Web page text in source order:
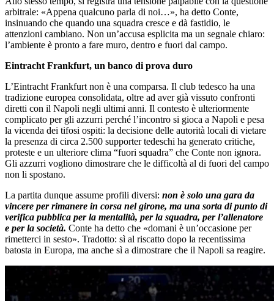
arbitrale: «Appena qualcuno parla di noi…», ha detto Conte,
insinuando che quando una squadra cresce e dà fastidio, le
attenzioni cambiano. Non un’accusa esplicita ma un segnale chiaro:
l’ambiente è pronto a fare muro, dentro e fuori dal campo.
Eintracht Frankfurt, un banco di prova duro
L’Eintracht Frankfurt non è una comparsa. Il club tedesco ha una
tradizione europea consolidata, oltre ad aver già vissuto confronti
diretti con il Napoli negli ultimi anni. Il contesto è ulteriormente
complicato per gli azzurri perché l’incontro si gioca a Napoli e pesa
la vicenda dei tifosi ospiti: la decisione delle autorità locali di vietare
la presenza di circa 2.500 supporter tedeschi ha generato critiche,
proteste e un ulteriore clima “fuori squadra” che Conte non ignora.
Gli azzurri vogliono dimostrare che le difficoltà al di fuori del campo
non li spostano.
La partita dunque assume profili diversi: non è solo una gara da
vincere per rimanere in corsa nel girone, ma una sorta di punto di
verifica pubblica per la mentalità, per la squadra, per l’allenatore
e per la società. Conte ha detto che «domani è un’occasione per
rimetterci in sesto». Tradotto: sì al riscatto dopo la recentissima
batosta in Europa, ma anche sì a dimostrare che il Napoli sa reagire.